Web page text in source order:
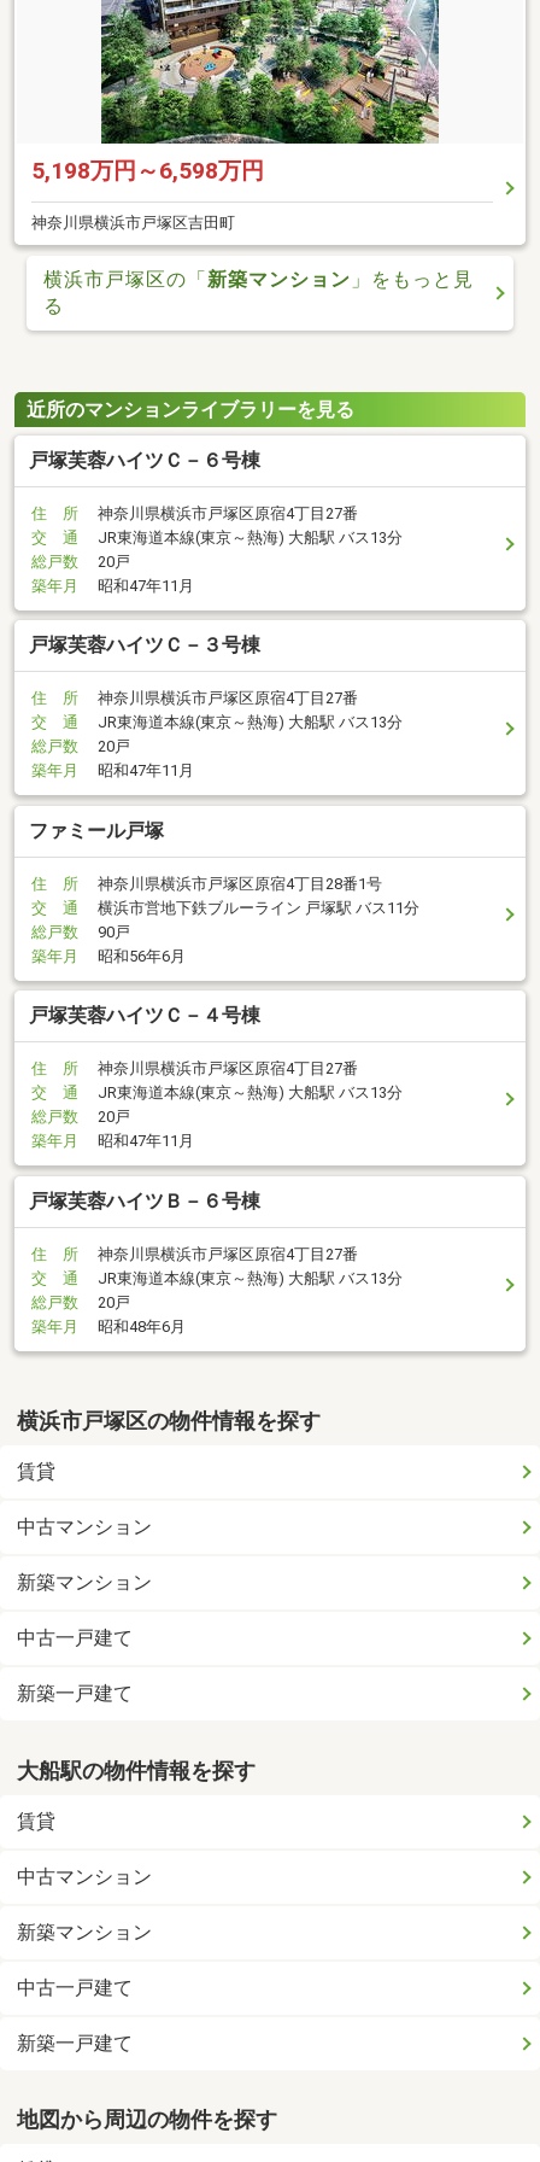
5,198万円～6,598万円
神奈川県横浜市戸塚区吉田町
横浜市戸塚区の「新築マンション 」をもっと見
る
近所のマンションライブラリーを見る
戸塚芙蓉ハイツＣ－６号棟
住 所
神奈川県横浜市戸塚区原宿4丁目27番
交 通
JR東海道本線(東京～熱海) 大船駅 バス13分
総戸数
20戸
築年月
昭和47年11月
戸塚芙蓉ハイツＣ－３号棟
住 所
神奈川県横浜市戸塚区原宿4丁目27番
交 通
JR東海道本線(東京～熱海) 大船駅 バス13分
総戸数
20戸
築年月
昭和47年11月
ファミール戸塚
住 所
神奈川県横浜市戸塚区原宿4丁目28番1号
交 通
横浜市営地下鉄ブルーライン 戸塚駅 バス11分
総戸数
90戸
築年月
昭和56年6月
戸塚芙蓉ハイツＣ－４号棟
住 所
神奈川県横浜市戸塚区原宿4丁目27番
交 通
JR東海道本線(東京～熱海) 大船駅 バス13分
総戸数
20戸
築年月
昭和47年11月
戸塚芙蓉ハイツＢ－６号棟
住 所
神奈川県横浜市戸塚区原宿4丁目27番
交 通
JR東海道本線(東京～熱海) 大船駅 バス13分
総戸数
20戸
築年月
昭和48年6月
横浜市戸塚区の物件情報を探す
賃貸
中古マンション
新築マンション
中古一戸建て
新築一戸建て
大船駅の物件情報を探す
賃貸
中古マンション
新築マンション
中古一戸建て
新築一戸建て
地図から周辺の物件を探す